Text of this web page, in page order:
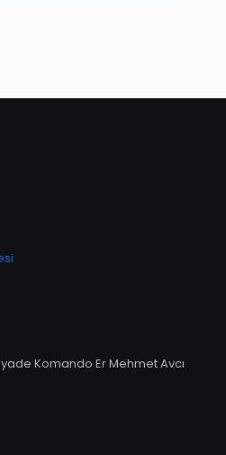
Komando Er Mehmet Avcı